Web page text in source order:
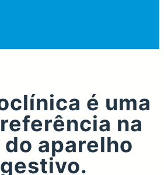
é uma
na
aparelho